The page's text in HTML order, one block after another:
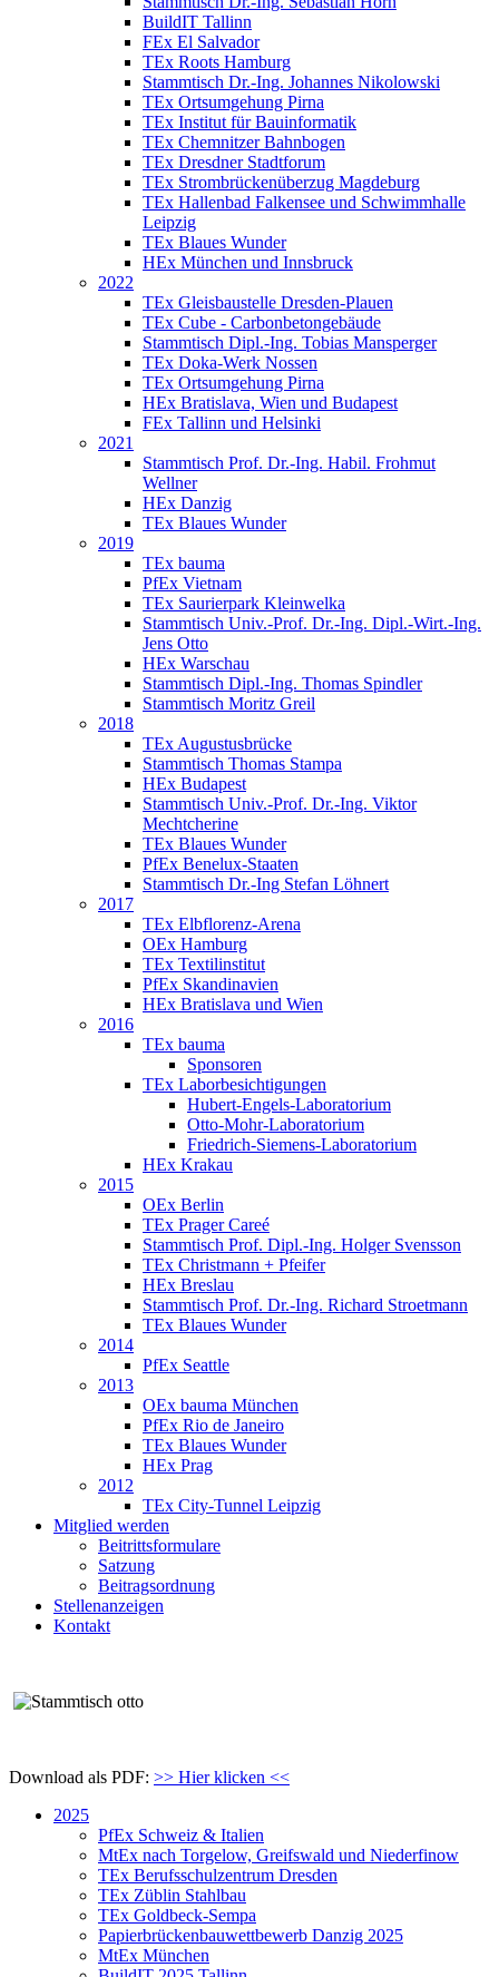
BuildIT Tallinn
FEx El Salvador
TEx Roots Hamburg
Stammtisch Dr.-Ing. Johannes Nikolowski
TEx Ortsumgehung Pirna
TEx Institut für Bauinformatik
TEx Chemnitzer Bahnbogen
TEx Dresdner Stadtforum
TEx Strombrückenüberzug Magdeburg
TEx Hallenbad Falkensee und Schwimmhalle
Leipzig
TEx Blaues Wunder
HEx München und Innsbruck
2022
TEx Gleisbaustelle Dresden-Plauen
TEx Cube - Carbonbetongebäude
Stammtisch Dipl.-Ing. Tobias Mansperger
TEx Doka-Werk Nossen
TEx Ortsumgehung Pirna
HEx Bratislava, Wien und Budapest
FEx Tallinn und Helsinki
2021
Stammtisch Prof. Dr.-Ing. Habil. Frohmut
Wellner
HEx Danzig
TEx Blaues Wunder
2019
TEx bauma
PfEx Vietnam
TEx Saurierpark Kleinwelka
Stammtisch Univ.-Prof. Dr.-Ing. Dipl.-Wirt.-Ing.
Jens Otto
HEx Warschau
Stammtisch Dipl.-Ing. Thomas Spindler
Stammtisch Moritz Greil
2018
TEx Augustusbrücke
Stammtisch Thomas Stampa
HEx Budapest
Stammtisch Univ.-Prof. Dr.-Ing. Viktor
Mechtcherine
TEx Blaues Wunder
PfEx Benelux-Staaten
Stammtisch Dr.-Ing Stefan Löhnert
2017
TEx Elbflorenz-Arena
OEx Hamburg
TEx Textilinstitut
PfEx Skandinavien
HEx Bratislava und Wien
2016
TEx bauma
Sponsoren
TEx Laborbesichtigungen
Hubert-Engels-Laboratorium
Otto-Mohr-Laboratorium
Friedrich-Siemens-Laboratorium
HEx Krakau
2015
OEx Berlin
TEx Prager Careé
Stammtisch Prof. Dipl.-Ing. Holger Svensson
TEx Christmann + Pfeifer
HEx Breslau
Stammtisch Prof. Dr.-Ing. Richard Stroetmann
TEx Blaues Wunder
2014
PfEx Seattle
2013
OEx bauma München
PfEx Rio de Janeiro
TEx Blaues Wunder
HEx Prag
2012
TEx City-Tunnel Leipzig
Mitglied werden
Beitrittsformulare
Satzung
Beitragsordnung
Stellenanzeigen
Kontakt
Download als PDF: >> Hier klicken <<
2025
PfEx Schweiz & Italien
MtEx nach Torgelow, Greifswald und Niederfinow
TEx Berufsschulzentrum Dresden
TEx Züblin Stahlbau
TEx Goldbeck-Sempa
Papierbrückenbauwettbewerb Danzig 2025
MtEx München